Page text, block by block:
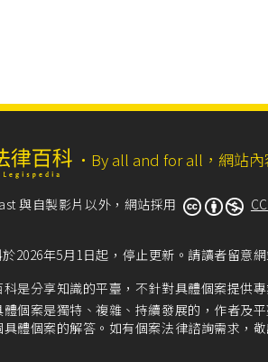
‧ By all and for all，網站內
與自製影片以外，網站採用
2026年5月1日起，停止更新。請讀者留意
科是分享知識的平臺，不針對具體個案提供
體個案是獨特、複雜、持續發展的，作者及
體個案的解答。如有個案法律諮詢需求，